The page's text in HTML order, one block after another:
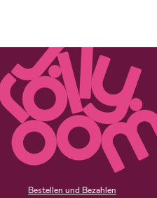
Bestellen und Bezahlen